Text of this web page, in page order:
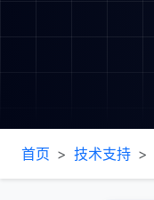
首页 技术支持